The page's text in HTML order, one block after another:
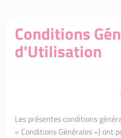
Conditions
d'Utilisation
Les présentes conditions
« Conditions Générales ») ont